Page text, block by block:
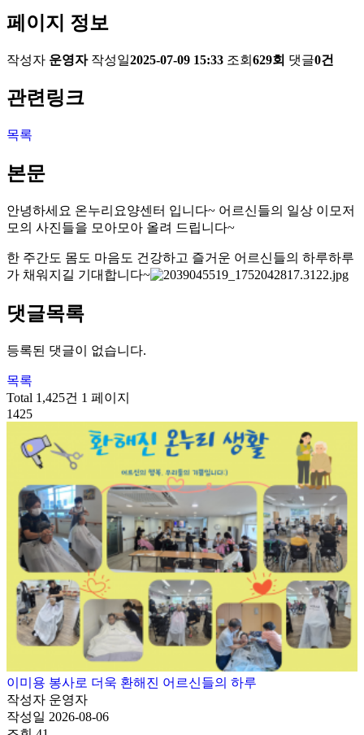
페이지 정보
작성자 운영자 작성일2025-07-09 15:33 조회 629회 댓글0건
관련링크
목록
본문
안녕하세요 온누리요양센터 입니다~ 어르신들의 일상 이모저
모의 사진들을 모아모아 올려 드립니다~
한 주간도 몸도 마음도 건강하고 즐거운 어르신들의 하루하루
가 채워지길 기대합니다~
댓글목록
등록된 댓글이 없습니다.
목록
Total 1,425건 1 페이지
1425
이미용 봉사로 더욱 환해진 어르신들의 하루
작성자 운영자
작성일 2026-08-06